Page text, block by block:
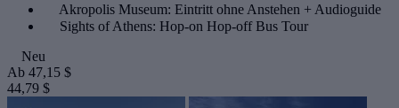
Akropolis Museum: Eintritt ohne Anstehen + Audioguide
Sights of Athens: Hop-on Hop-off Bus Tour
Neu
Ab 47,15 $
44,79 $